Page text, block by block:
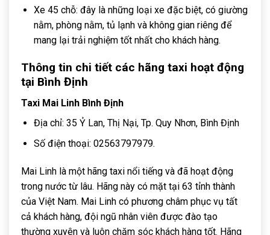
Xe 45 chỗ: đây là những loại xe đặc biệt, có giường
nằm, phòng nằm, tủ lạnh và không gian riêng để
mang lại trải nghiệm tốt nhất cho khách hàng.
Thông tin chi tiết các hãng taxi hoạt động
tại Bình Định
Taxi Mai Linh Bình Định
Địa chỉ: 35 Ỷ Lan, Thị Nại, Tp. Quy Nhơn, Bình Định
Số điện thoại: 02563797979.
Mai Linh là một hãng taxi nổi tiếng và đã hoạt động
trong nước từ lâu. Hãng này có mặt tại 63 tỉnh thành
của Việt Nam. Mai Linh có phương châm phục vụ tất
cả khách hàng, đội ngũ nhân viên được đào tạo
thường xuyên và luôn chăm sóc khách hàng tốt. Hãng